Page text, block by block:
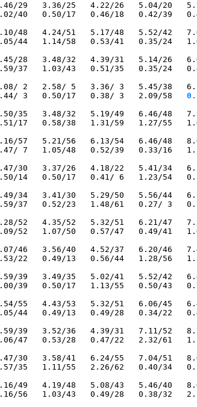
29   3.36/25   4.22/26   5.04/20
40   0.50/17   0.46/18   0.42/39
48   4.24/51   5.17/48   5.52/42
44   1.14/58   0.53/41   0.35/24
28   3.48/32   4.39/31   5.14/26
37   1.03/43   0.51/35   0.35/24
2   2.58/ 5   3.36/ 3   5.45/38
3   0.50/17   0.38/ 3   2.09/58
35   3.48/32   5.19/49   6.46/48
17   0.58/38   1.31/59   1.27/55
57   5.21/56   6.13/54   6.46/48
7   1.05/48   0.52/39   0.33/16
3.37/26   4.18/22   5.41/34
14   0.50/17   0.41/ 6   1.23/54
34   3.41/30   5.29/50   5.56/44
37   0.52/23   1.48/61   0.27/ 3
52   4.35/52   5.32/51   6.21/47
52   1.07/50   0.57/47   0.49/41
3.56/40   4.52/37   6.20/46
22   0.49/13   0.56/44   1.28/56
3.49/35   5.02/41   5.52/42
39   0.50/17   1.13/55   0.50/43
55   4.43/53   5.32/51   6.06/45
44   0.49/13   0.49/28   0.34/22
39   3.52/36   4.39/31   7.11/52
47   0.53/28   0.47/22   2.32/61
30   3.58/41   6.24/55   7.04/51
35   1.11/55   2.26/62   0.40/34
49   4.19/48   5.08/43   5.46/40
56   1.03/43   0.49/28   0.38/32